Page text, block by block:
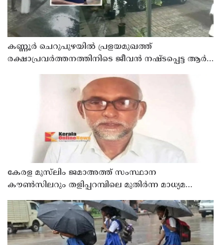
കണ്ണൂർ ചെറുപുഴയിൽ പ്രളയമുഖത്ത്
രക്ഷാപ്രവർത്തനത്തിനിടെ ജീവൻ നഷ്ടപ്പെട്ട ആർ.
കാണിച്ചതായി ആരോപണം
കേരള മുസ്‌ലിം ജമാഅത്ത് സംസ്ഥാന
കൗൺസിലറും തളിപ്പറമ്പിലെ മുതിർന്ന മാധ്യമ
നിര്യാതനായി